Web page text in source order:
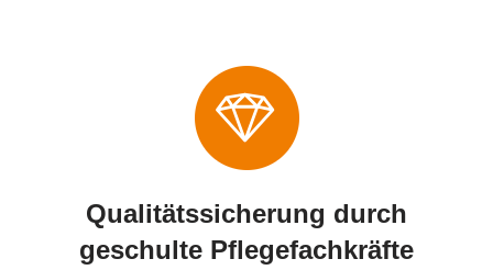
Qualitätssicherung durch
geschulte Pflegefachkräfte